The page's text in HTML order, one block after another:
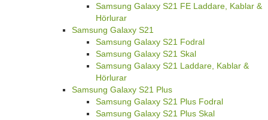
Samsung Galaxy S21 FE Laddare, Kablar &
Hörlurar
Samsung Galaxy S21
Samsung Galaxy S21 Fodral
Samsung Galaxy S21 Skal
Samsung Galaxy S21 Laddare, Kablar &
Hörlurar
Samsung Galaxy S21 Plus
Samsung Galaxy S21 Plus Fodral
Samsung Galaxy S21 Plus Skal